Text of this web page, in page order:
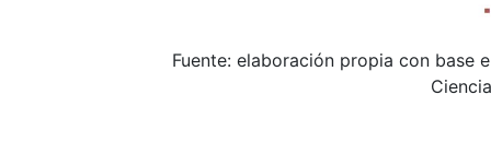
Fuente: elaboración propia con base